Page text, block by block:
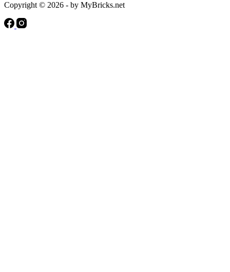
Copyright © 2026 - by MyBricks.net